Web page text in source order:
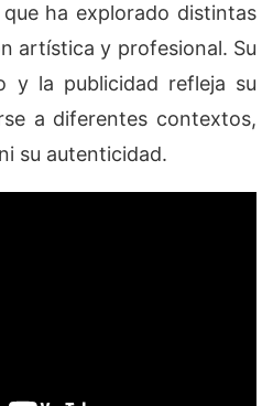
ha explorado distintas
artística y profesional. Su
y la publicidad refleja su
a diferentes contextos,
su autenticidad.